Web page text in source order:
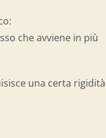
che avviene in più
una certa rigidità